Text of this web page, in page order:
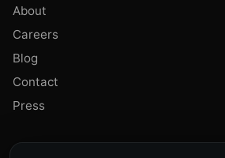
About
Careers
Blog
Contact
Press